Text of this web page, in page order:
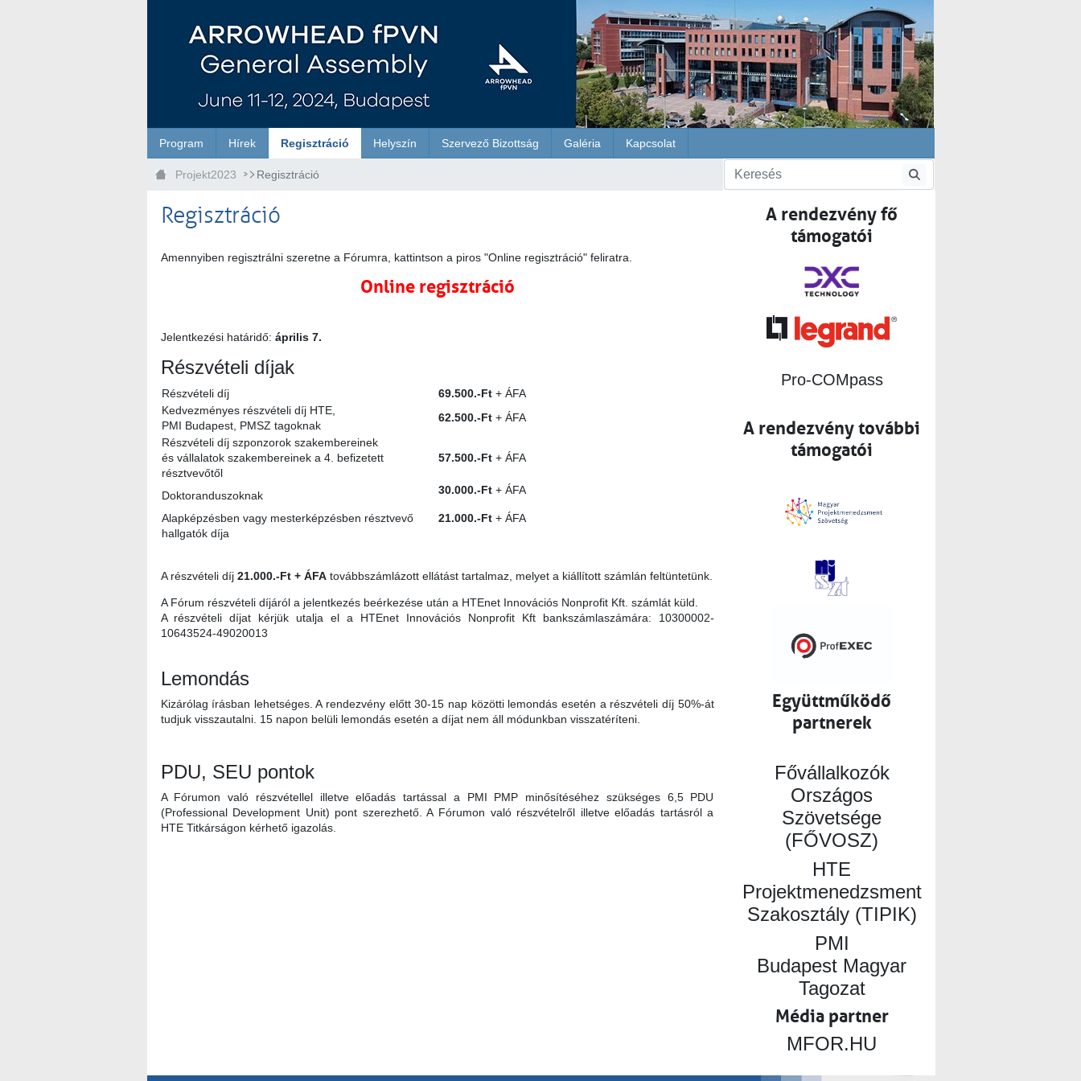
Program Hírek Regisztráció Helyszín Szervező Bizottság Galéria Kapcsolat
Projekt2023 Regisztráció
Regisztráció
Amennyiben regisztrálni szeretne a Fórumra, kattintson a piros "Online regisztráció" feliratra.
Online regisztráció
Jelentkezési határidő: április 7.
Részvételi díjak
Részvételi díj 69.500.-Ft + ÁFA
Kedvezményes részvételi díj HTE,
PMI Budapest, PMSZ tagoknak
62.500.-Ft + ÁFA
Részvételi díj szponzorok szakembereinek
és vállalatok szakembereinek a 4. befizetett
résztvevőtől
57.500.-Ft + ÁFA
Doktoranduszoknak 30.000.-Ft + ÁFA
Alapképzésben vagy mesterképzésben résztvevő
hallgatók díja
21.000.-Ft + ÁFA
A részvételi díj 21.000.-Ft + ÁFAtovábbszámlázott ellátást tartalmaz, melyet a kiállított számlán feltüntetünk.
A Fórum részvételi díjáról a jelentkezés beérkezése után a HTEnet Innovációs Nonprofit Kft. számlát küld.
A részvételi díjat kérjük utalja el a HTEnet Innovációs Nonprofit Kft bankszámlaszámára: 10300002-
10643524-49020013
Lemondás
Kizárólag írásban lehetséges. A rendezvény előtt 30-15 nap közötti lemondás esetén a részvételi díj 50%-át
tudjuk visszautalni. 15 napon belüli lemondás esetén a díjat nem áll módunkban visszatéríteni.
PDU, SEU pontok
A Fórumon való részvétellel illetve előadás tartással a PMI PMP minősítéséhez szükséges 6,5 PDU
(Professional Development Unit) pont szerezhető. A Fórumon való részvételről illetve előadás tartásról a
HTE Titkárságon kérhető igazolás.
A rendezvény fő
támogatói
Pro-COMpass
A rendezvény további
támogatói
Együttműködő
partnerek
Fővállalkozók
Országos
Szövetsége
(FŐVOSZ)
HTE
Projektmenedzsment
Szakosztály (TIPIK)
PMI
Budapest Magyar
Tagozat
Média partner
MFOR.HU